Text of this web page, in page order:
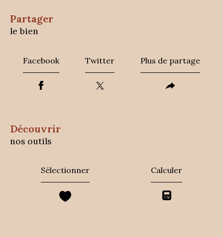
partager
le bien
Facebook Twitter Plus de partage
découvrir
nos outils
Sélectionner Calculer